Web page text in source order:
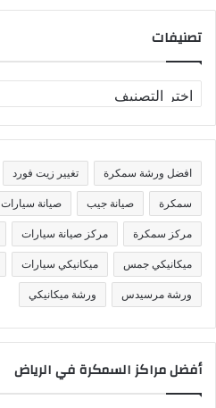
تصنيفات
ص
ن
ف
ا
افضل ورشة سمكرة تغيير زيت فورد
سمكرة صيانة جيب صيانة سيارات
مركز سمكرة مركز صيانة سيارات
ميكانيكي جمس ميكانيكي سيارات
ورشة مرسيدس ورشة ميكانيكي
أفضل مراكز السمكرة في الرياض